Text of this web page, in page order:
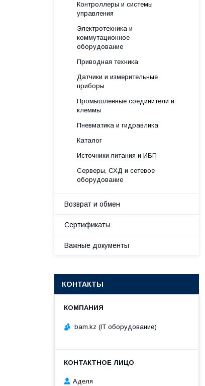
Контроллеры и системы
управления
Электротехника и
коммутационное
оборудование
Приводная техника
Датчики и измерительные
приборы
Промышленные соединители и
клеммы
Пневматика и гидравлика
Каталог
Источники питания и ИБП
Серверы, СХД и сетевое
оборудование
Возврат и обмен
Сертификаты
Важные документы
КОНТАКТЫ
bam.kz (IT оборудование)
Аделя